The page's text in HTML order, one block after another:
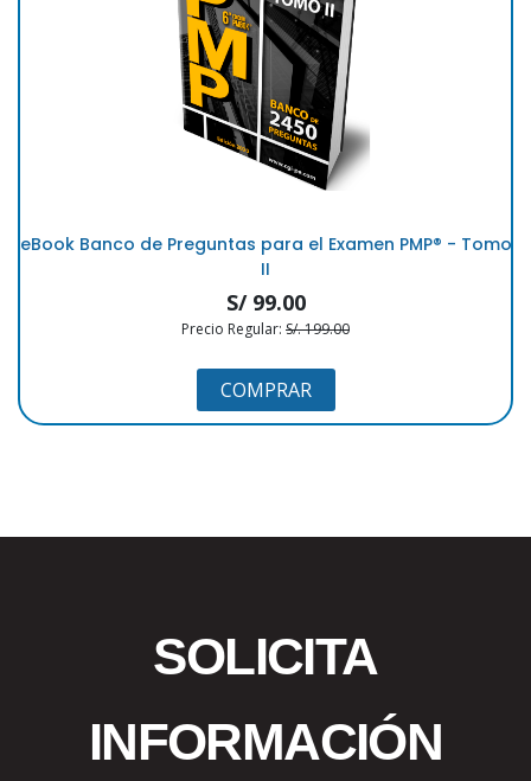
eBook Banco de Preguntas para el Examen PMP®️ - Tomo
II
S/ 99.00
Precio Regular: S/. 199.00
COMPRAR
SOLICITA
INFORMACIÓN